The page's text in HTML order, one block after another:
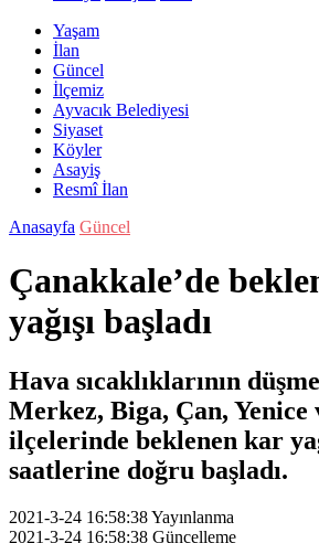
Yaşam
İlan
Güncel
İlçemiz
Ayvacık Belediyesi
Siyaset
Köyler
Asayiş
Resmî İlan
Anasayfa Güncel
Çanakkale’de
yağışı başladı
Hava sıcaklıklarının
Merkez, Biga, Çan, Yenice
ilçelerinde beklenen kar
saatlerine doğru başladı.
2021-3-24 16:58:38Yayınlanma
2021-3-24 16:58:38 Güncelleme